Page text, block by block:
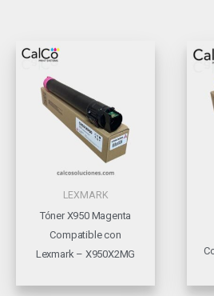
LEXMARK
Tóner X950 Magenta
Compatible con
Lexmark – X950X2MG